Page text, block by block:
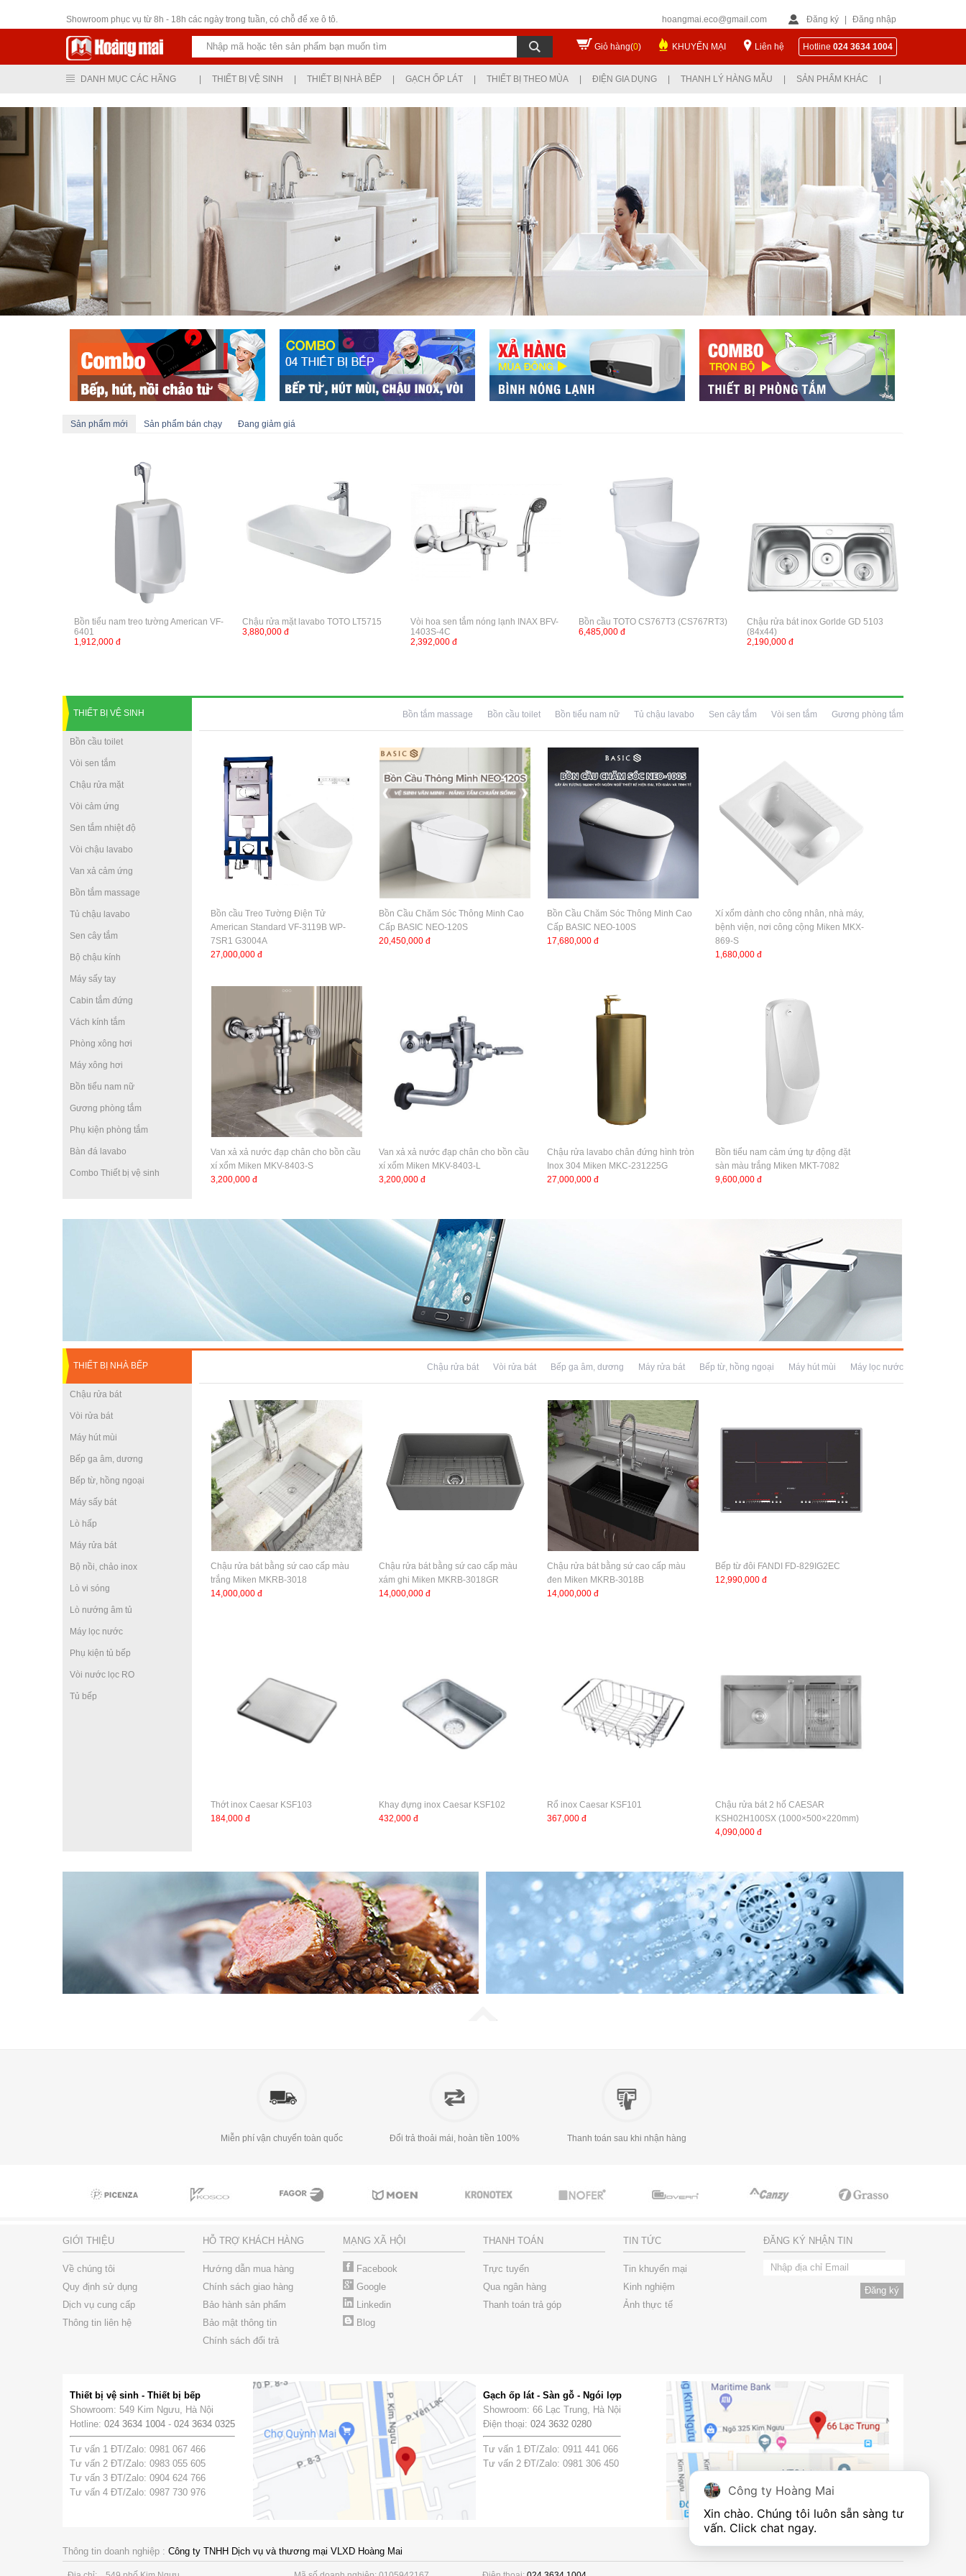
Showroom phục vụ từ 8h - 18h các ngày trong tuần, có chỗ để xe ô tô.
hoangmai.eco@gmail.com Đăng ký Đăng nhập
Giỏ hàng(0) KHUYẾN MẠI Liên hệ Hotline 024 3634 1004
DANH MỤC CÁC HÃNG THIẾT BỊ VỆ SINH THIẾT BỊ NHÀ BẾP GẠCH ỐP LÁT THIẾT BỊ THEO MÙA ĐIỆN GIA DỤNG THANH LÝ HÀNG MẪU SẢN PHẨM KHÁC
Sản phẩm mới Sản phẩm bán chạy Đang giảm giá
Bồn tiểu nam treo tường American VF-
6401
1,912,000 đ
Chậu rửa mặt lavabo TOTO LT5715
3,880,000 đ
Vòi hoa sen tắm nóng lạnh INAX BFV-
1403S-4C
2,392,000 đ
Bồn cầu TOTO CS767T3 (CS767RT3)
6,485,000 đ
Chậu rửa bát inox Gorlde GD 5103
(84x44)
2,190,000 đ
THIẾT BỊ VỆ SINH
Bồn cầu toilet
Vòi sen tắm
Chậu rửa mặt
Vòi cảm ứng
Sen tắm nhiệt độ
Vòi chậu lavabo
Van xả cảm ứng
Bồn tắm massage
Tủ chậu lavabo
Sen cây tắm
Bộ chậu kính
Máy sấy tay
Cabin tắm đứng
Vách kính tắm
Phòng xông hơi
Máy xông hơi
Bồn tiểu nam nữ
Gương phòng tắm
Phụ kiện phòng tắm
Bàn đá lavabo
Combo Thiết bị vệ sinh
Bồn tắm massage Bồn cầu toilet Bồn tiểu nam nữ Tủ chậu lavabo Sen cây tắm Vòi sen tắm Gương phòng tắm
Bồn cầu Treo Tường Điện Tử
American Standard VF-3119B WP-
7SR1 G3004A
27,000,000 đ
Bồn Cầu Chăm Sóc Thông Minh Cao
Cấp BASIC NEO-120S
20,450,000 đ
Bồn Cầu Chăm Sóc Thông Minh Cao
Cấp BASIC NEO-100S
17,680,000 đ
Xí xổm dành cho công nhân, nhà máy,
bệnh viện, nơi công cộng Miken MKX-
869-S
1,680,000 đ
Van xả xả nước đạp chân cho bồn cầu
xí xổm Miken MKV-8403-S
3,200,000 đ
Van xả xả nước đạp chân cho bồn cầu
xí xổm Miken MKV-8403-L
3,200,000 đ
Chậu rửa lavabo chân đứng hình tròn
Inox 304 Miken MKC-231225G
27,000,000 đ
Bồn tiểu nam cảm ứng tự động đặt
sàn màu trắng Miken MKT-7082
9,600,000 đ
THIẾT BỊ NHÀ BẾP
Chậu rửa bát
Vòi rửa bát
Máy hút mùi
Bếp ga âm, dương
Bếp từ, hồng ngoại
Máy sấy bát
Lò hấp
Máy rửa bát
Bộ nồi, chảo inox
Lò vi sóng
Lò nướng âm tủ
Máy lọc nước
Phụ kiện tủ bếp
Vòi nước lọc RO
Tủ bếp
Chậu rửa bát Vòi rửa bát Bếp ga âm, dương Máy rửa bát Bếp từ, hồng ngoại Máy hút mùi Máy lọc nước
Chậu rửa bát bằng sứ cao cấp màu
trắng Miken MKRB-3018
14,000,000 đ
Chậu rửa bát bằng sứ cao cấp màu
xám ghi Miken MKRB-3018GR
14,000,000 đ
Chậu rửa bát bằng sứ cao cấp màu
đen Miken MKRB-3018B
14,000,000 đ
Bếp từ đôi FANDI FD-829IG2EC
12,990,000 đ
Thớt inox Caesar KSF103
184,000 đ
Khay đựng inox Caesar KSF102
432,000 đ
Rổ inox Caesar KSF101
367,000 đ
Chậu rửa bát 2 hố CAESAR
KSH02H100SX (1000×500×220mm)
4,090,000 đ
Miễn phí vận chuyển toàn quốc Đổi trả thoải mái, hoàn tiền 100% Thanh toán sau khi nhận hàng
GIỚI THIỆU
Về chúng tôi
Quy định sử dụng
Dịch vụ cung cấp
Thông tin liên hệ
HỖ TRỢ KHÁCH HÀNG
Hướng dẫn mua hàng
Chính sách giao hàng
Bảo hành sản phẩm
Bảo mật thông tin
Chính sách đổi trả
MẠNG XÃ HỘI
Facebook
Google
Linkedin
Blog
THANH TOÁN
Trực tuyến
Qua ngân hàng
Thanh toán trả góp
TIN TỨC
Tin khuyến mại
Kinh nghiệm
Ảnh thực tế
ĐĂNG KÝ NHẬN TIN
Thiết bị vệ sinh - Thiết bị bếp
Showroom: 549 Kim Ngưu, Hà Nội
Hotline: 024 3634 1004 - 024 3634 0325
Tư vấn 1 ĐT/Zalo: 0981 067 466
Tư vấn 2 ĐT/Zalo: 0983 055 605
Tư vấn 3 ĐT/Zalo: 0904 624 766
Tư vấn 4 ĐT/Zalo: 0987 730 976
Gạch ốp lát - Sàn gỗ - Ngói lợp
Showroom: 66 Lạc Trung, Hà Nội
Điện thoại: 024 3632 0280
Tư vấn 1 ĐT/Zalo: 0911 441 066
Tư vấn 2 ĐT/Zalo: 0981 306 450
Thông tin doanh nghiệp : Công ty TNHH Dịch vụ và thương mại VLXD Hoàng Mai
Công ty Hoàng Mai
Xin chào. Chúng tôi luôn sẵn sàng tư
vấn. Click chat ngay.